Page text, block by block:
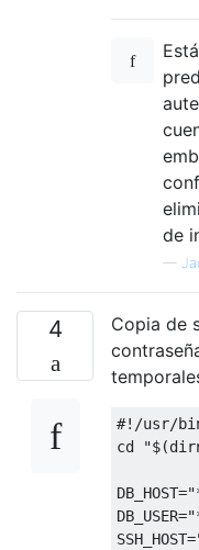
de
—
4
Copia de
#!/usr/
cd
DB_HOST=
DB_USER=
SSH_HOST=